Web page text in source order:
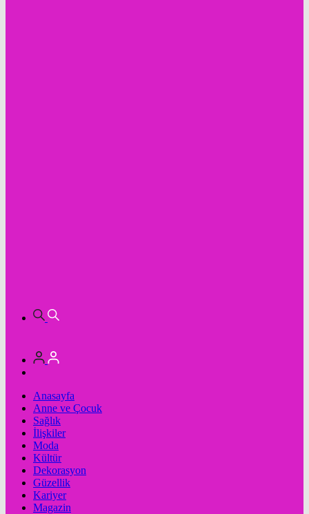
Anasayfa
Anne ve Çocuk
Sağlık
İlişkiler
Moda
Kültür
Dekorasyon
Güzellik
Kariyer
Magazin